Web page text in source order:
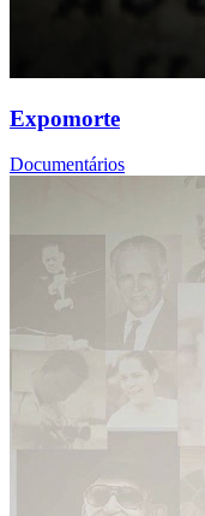
Expomorte
Documentários